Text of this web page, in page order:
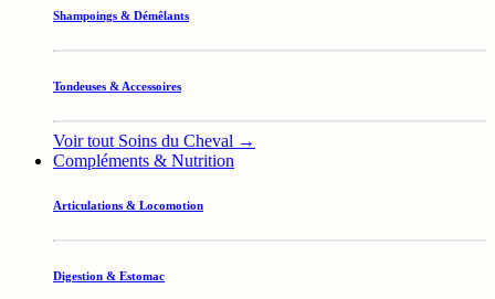
Shampoings & Démêlants
Tondeuses & Accessoires
Voir tout Soins du Cheval →
Compléments & Nutrition
Articulations & Locomotion
Digestion & Estomac